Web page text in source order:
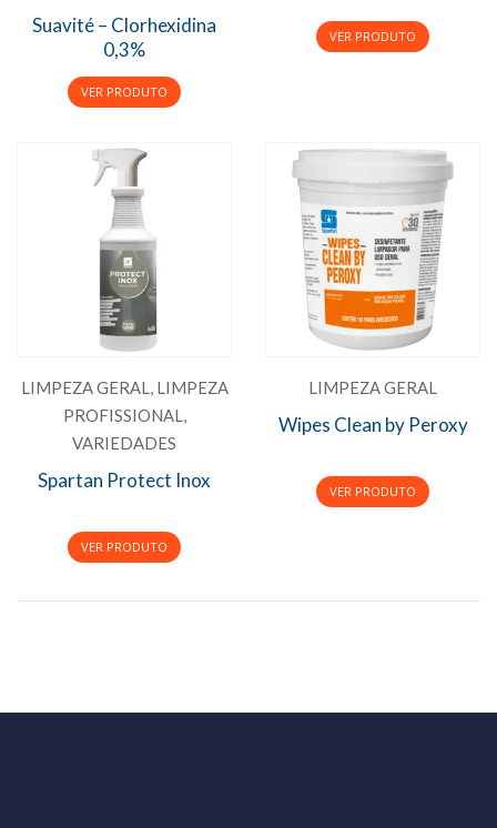
Suavité – Clorhexidina
0,3%
LIMPEZA GERAL, LIMPEZA
PROFISSIONAL,
VARIEDADES
Spartan Protect Inox
LIMPEZA GERAL
Wipes Clean by Peroxy